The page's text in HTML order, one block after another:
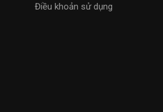
Điều khoản sử dụng